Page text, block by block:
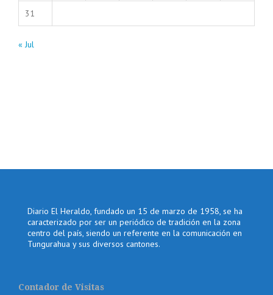
31
« Jul
Diario El Heraldo, fundado un 15 de marzo de 1958, se ha
caracterizado por ser un periódico de tradición en la zona
centro del país, siendo un referente en la comunicación en
Tungurahua y sus diversos cantones.
Contador de Visitas